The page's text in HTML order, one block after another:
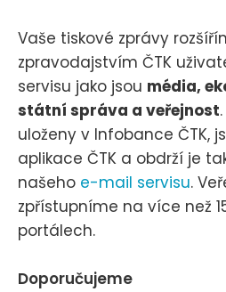
Vaše tiskové zprávy
zpravodajstvím ČTK
servisu jako jsou média,
státní správa a veřejnost
uloženy v Infobance ČTK,
aplikace ČTK a obdrží je
našeho e-mail servisu.
zpřístupníme na více než
portálech.
Doporučujeme